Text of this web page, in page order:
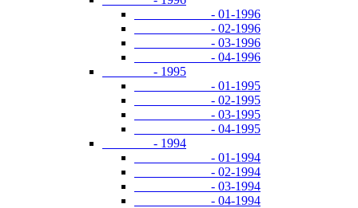
- 01-1996
- 02-1996
- 03-1996
- 04-1996
- 1995
- 01-1995
- 02-1995
- 03-1995
- 04-1995
- 1994
- 01-1994
- 02-1994
- 03-1994
- 04-1994